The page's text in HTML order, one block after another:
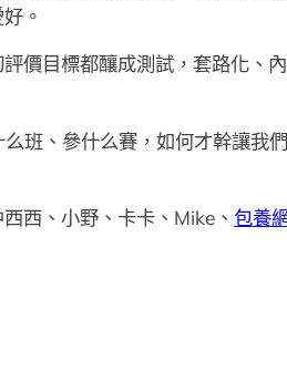
。
價目標都釀成測試，套路化、
班、參什么賽，如何才幹讓我
西西、小野、卡卡、Mike、 包養